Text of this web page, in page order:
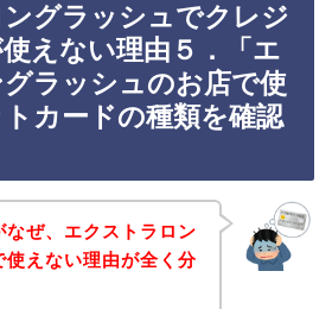
グラッシュでクレジ
えない理由５．「エ
ラッシュのお店で使
カードの種類を確認
なぜ、エクストラロン
使えない理由が全く分